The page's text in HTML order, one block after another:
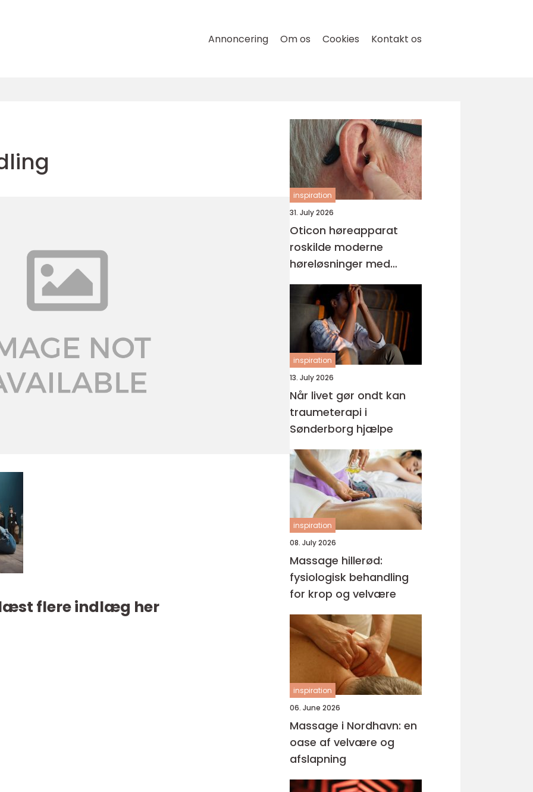
Annoncering Om os Cookies Kontakt os
flere indlæg her
inspiration
31. July 2026
Oticon høreapparat
roskilde moderne
høreløsninger med
fokus på hverdagen
inspiration
13. July 2026
Når livet gør ondt kan
traumeterapi i
Sønderborg hjælpe
inspiration
08. July 2026
Massage hillerød:
fysiologisk behandling
for krop og velvære
inspiration
06. June 2026
Massage i Nordhavn: en
oase af velvære og
afslapning